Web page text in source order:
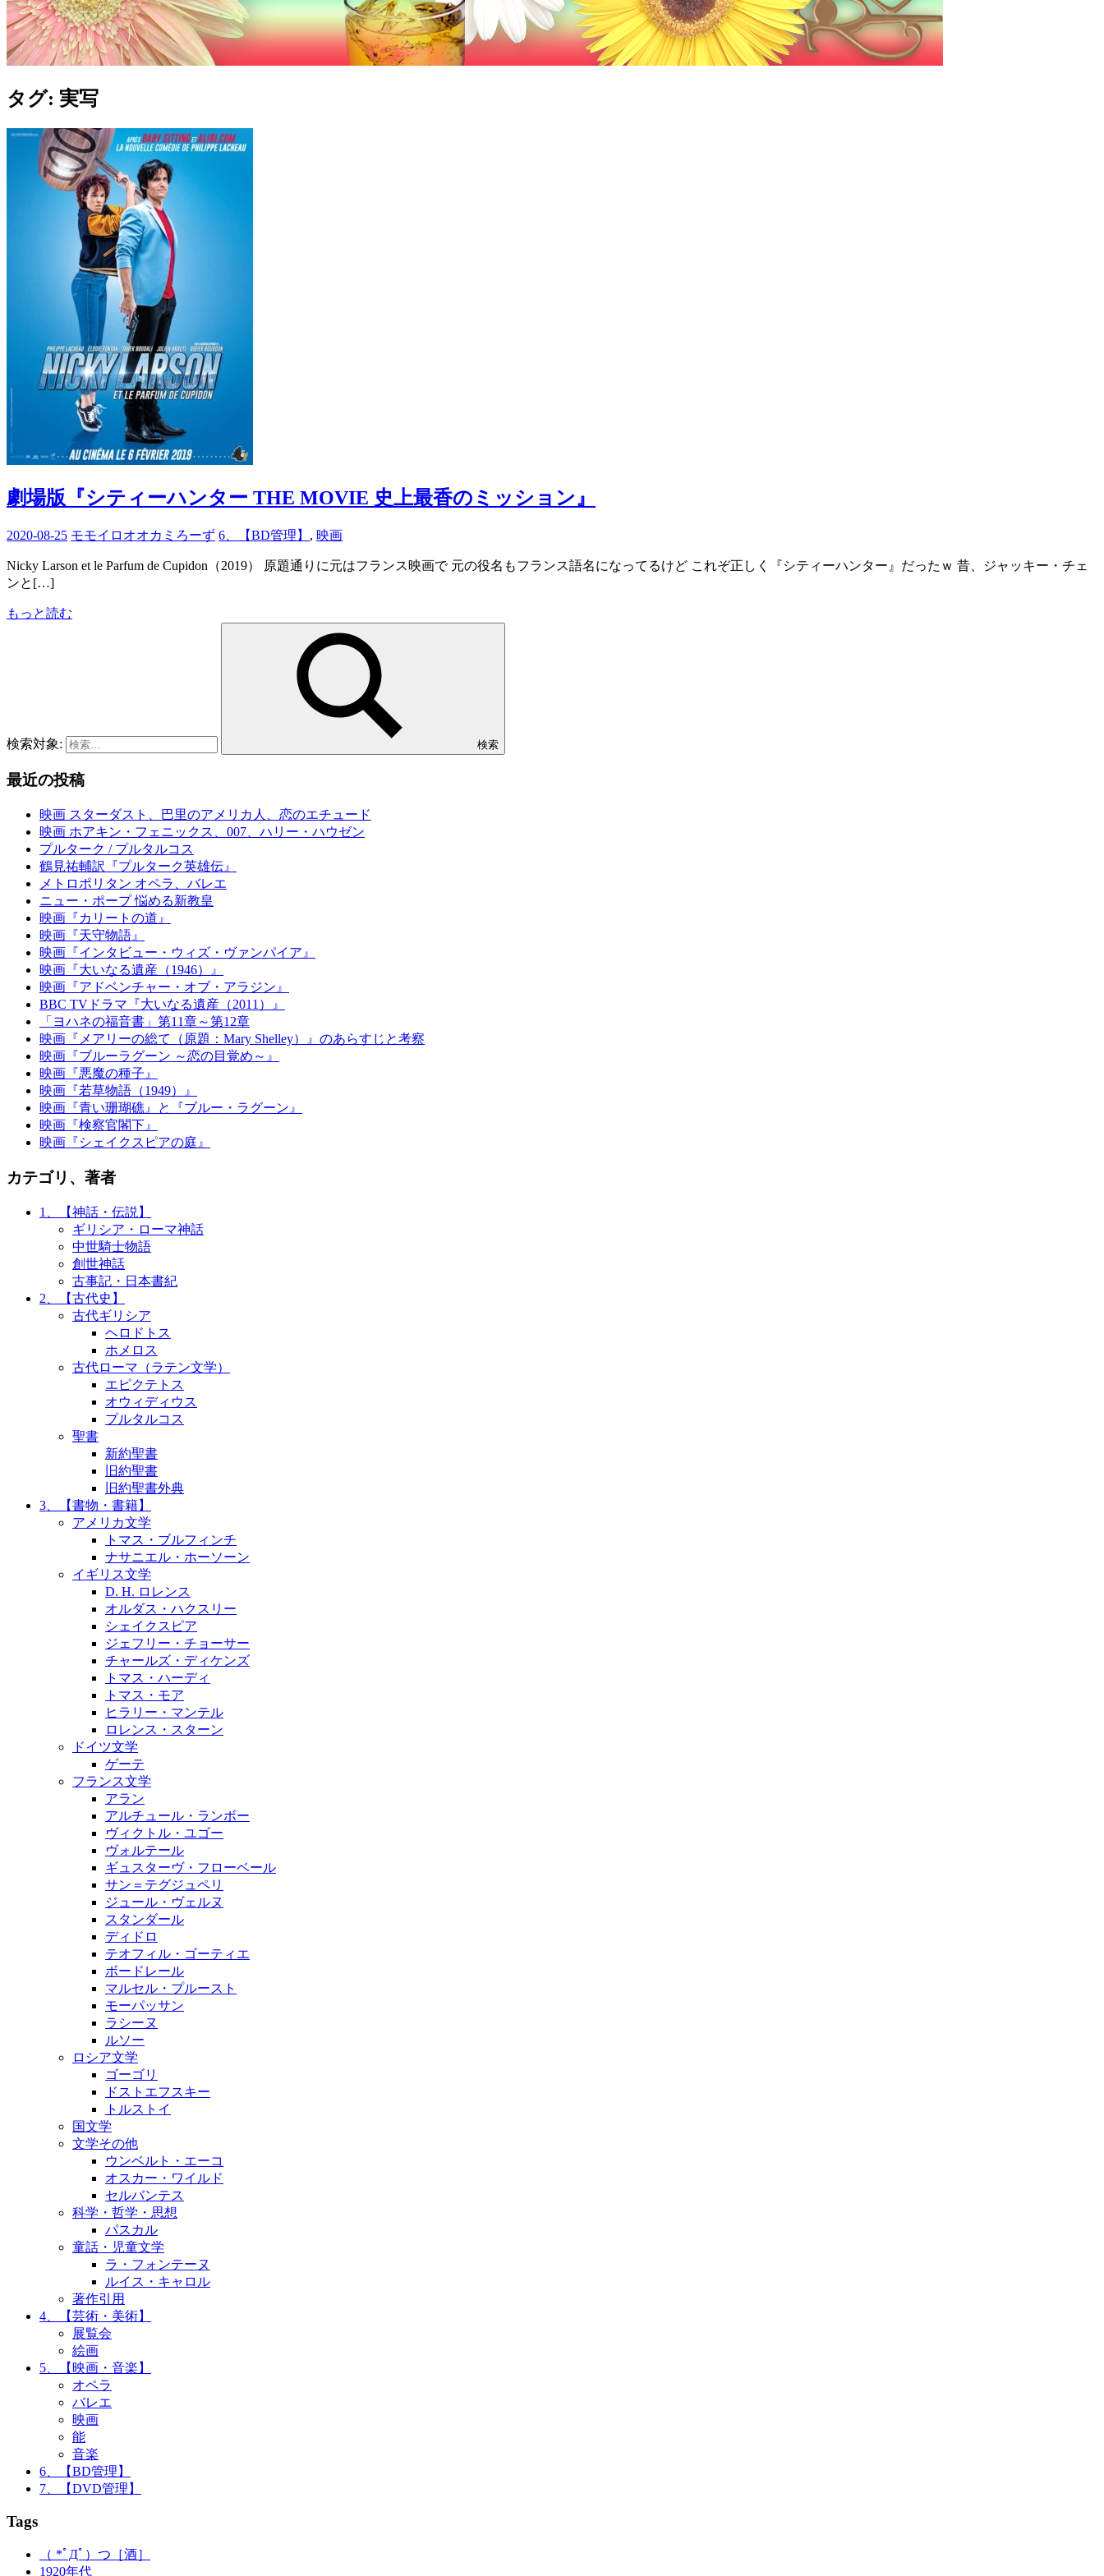
タグ: 実写
劇場版『シティーハンター THE MOVIE 史上最香のミッション』
2020-08-25 モモイロオオカミろーず 6、【BD管理】 , 映画
Nicky Larson et le Parfum de Cupidon（2019） 原題通りに元はフランス映画で 元の役名もフランス語名になってるけど これぞ正しく『シティーハンター』だったｗ 昔、ジャッキー・チェ
ンと[…]
もっと読む
検索対象: 検索
最近の投稿
映画 スターダスト、巴里のアメリカ人、恋のエチュード
映画 ホアキン・フェニックス、007、ハリー・ハウゼン
プルターク / プルタルコス
鶴見祐輔訳『プルターク英雄伝』
メトロポリタン オペラ、バレエ
ニュー・ポープ 悩める新教皇
映画『カリートの道』
映画『天守物語』
映画『インタビュー・ウィズ・ヴァンパイア』
映画『大いなる遺産（1946）』
映画『アドベンチャー・オブ・アラジン』
BBC TVドラマ『大いなる遺産（2011）』
「ヨハネの福音書」第11章～第12章
映画『メアリーの総て（原題：Mary Shelley）』のあらすじと考察
映画『ブルーラグーン ～恋の目覚め～』
映画『悪魔の種子』
映画『若草物語（1949）』
映画『青い珊瑚礁』と『ブルー・ラグーン』
映画『検察官閣下』
映画『シェイクスピアの庭』
カテゴリ、著者
1、【神話・伝説】
ギリシア・ローマ神話
中世騎士物語
創世神話
古事記・日本書紀
2、【古代史】
古代ギリシア
ヘロドトス
ホメロス
古代ローマ（ラテン文学）
エピクテトス
オウィディウス
プルタルコス
聖書
新約聖書
旧約聖書
旧約聖書外典
3、【書物・書籍】
アメリカ文学
トマス・ブルフィンチ
ナサニエル・ホーソーン
イギリス文学
D. H. ロレンス
オルダス・ハクスリー
シェイクスピア
ジェフリー・チョーサー
チャールズ・ディケンズ
トマス・ハーディ
トマス・モア
ヒラリー・マンテル
ロレンス・スターン
ドイツ文学
ゲーテ
フランス文学
アラン
アルチュール・ランボー
ヴィクトル・ユゴー
ヴォルテール
ギュスターヴ・フローベール
サン＝テグジュペリ
ジュール・ヴェルヌ
スタンダール
ディドロ
テオフィル・ゴーティエ
ボードレール
マルセル・プルースト
モーパッサン
ラシーヌ
ルソー
ロシア文学
ゴーゴリ
ドストエフスキー
トルストイ
国文学
文学その他
ウンベルト・エーコ
オスカー・ワイルド
セルバンテス
科学・哲学・思想
パスカル
童話・児童文学
ラ・フォンテーヌ
ルイス・キャロル
著作引用
4、【芸術・美術】
展覧会
絵画
5、【映画・音楽】
オペラ
バレエ
映画
能
音楽
6、【BD管理】
7、【DVD管理】
Tags
（ *ﾟДﾟ）つ［酒］
1920年代